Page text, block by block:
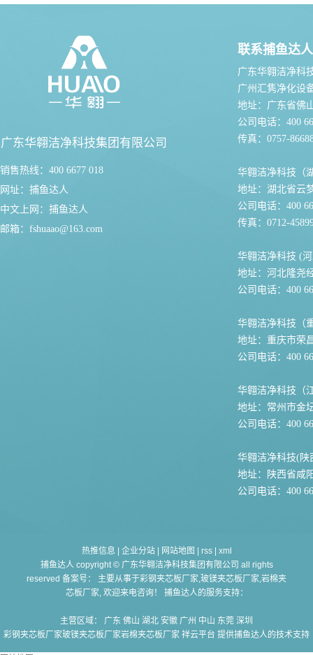
广东华翱洁净科技集团有限公司
销售热线：400 6677 018
网址： 捕鱼达人
中文上网： 捕鱼达人
邮箱： fshuaao@163.com
联系捕鱼达人
广东华翱洁净科
广州汇隽净化设
地址：广东省佛
公司电话：400
传真：0757-
华翱洁净科技（
地址：湖北省云
公司电话：400
传真：0712-
华翱洁净科技 (
地址：河北隆尧
公司电话：400
华翱洁净科技（
地址：重庆市荣
公司电话：400
华翱洁净科技（
地址：常州市金
公司电话：400
华翱洁净科技(陕
地址：陕西省咸
公司电话：400
热推信息 企业分站| 网站地图 rss| xml
捕鱼达人 copyright © 广东华翱洁净科技集团有限公司 all rights
reserved 备案号： 主要从事于彩钢夹芯板厂家,玻镁夹芯板厂家,岩棉夹
芯板厂家, 欢迎来电咨询！ 捕鱼达人的服务支持：
主营区域： 广东 佛山 湖北 安徽 广州 中山 东莞 深圳
彩钢夹芯板厂家玻镁夹芯板厂家岩棉夹芯板厂家 祥云平台 提供捕鱼达人的技术支持